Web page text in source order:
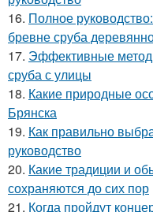
16. Полное
бревне сруба
17. Эффективные
сруба с улицы
18. Какие природные
Брянска
19. Как правильно
руководство
20. Какие традиции и
сохраняются до сих пор
21. Когда пройдут